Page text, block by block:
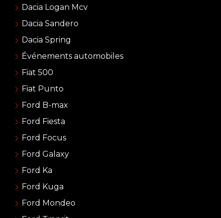
Dacia Logan Mcv
Dacia Sandero
Dacia Spring
Événements automobiles
Fiat 500
Fiat Punto
Ford B-max
Ford Fiesta
Ford Focus
Ford Galaxy
Ford Ka
Ford Kuga
Ford Mondeo